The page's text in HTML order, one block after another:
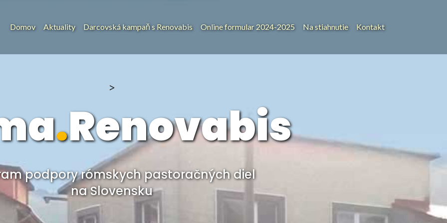
Domov Aktuality Darcovská kampaň s Renovabis Online formular 2024-2025 Na stiahnutie Kontakt
>
.Renovabis
podpory rómskych pastoračných diel
na Slovensku